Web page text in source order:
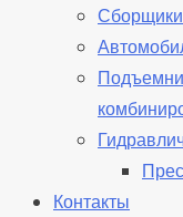
Контакты